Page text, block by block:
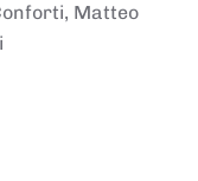
Matteo